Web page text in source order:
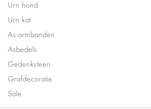
Urn hond
Urn kat
As armbanden
Asbedels
Gedenksteen
Grafdecoratie
Sale